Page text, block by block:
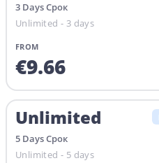
3 DaysСрок
Unlimited - 3 days
FROM
€9.66
Unlimited
5 DaysСрок
Unlimited - 5 days